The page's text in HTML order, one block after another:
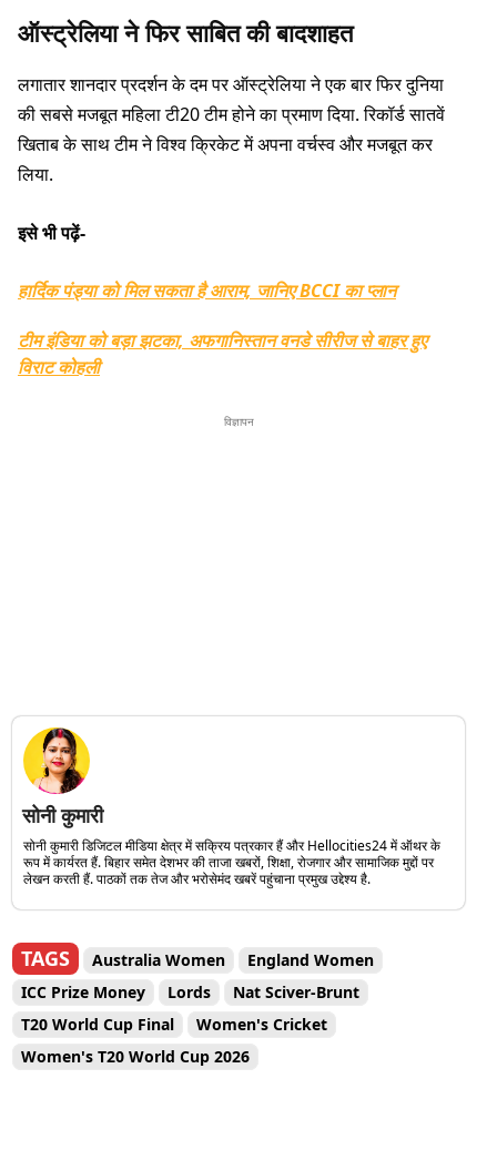
ऑस्ट्रेलिया ने फिर साबित की बादशाहत
लगातार शानदार प्रदर्शन के दम पर ऑस्ट्रेलिया ने एक बार फिर दुनिया
की सबसे मजबूत महिला टी20 टीम होने का प्रमाण दिया. रिकॉर्ड सातवें
खिताब के साथ टीम ने विश्व क्रिकेट में अपना वर्चस्व और मजबूत कर
लिया.
इसे भी पढ़ें-
हार्दिक पंड्या को मिल सकता है आराम, जानिए BCCI का प्लान
टीम इंडिया को बड़ा झटका, अफगानिस्तान वनडे सीरीज से बाहर हुए
विराट कोहली
विज्ञापन
सोनी कुमारी
सोनी कुमारी डिजिटल मीडिया क्षेत्र में सक्रिय पत्रकार हैं और Hellocities24 में ऑथर के
रूप में कार्यरत हैं. बिहार समेत देशभर की ताजा खबरों, शिक्षा, रोजगार और सामाजिक मुद्दों पर
लेखन करती हैं. पाठकों तक तेज और भरोसेमंद खबरें पहुंचाना प्रमुख उद्देश्य है.
TAGS Australia Women
England Women
ICC Prize Money
Lords
Nat Sciver-Brunt
T20 World Cup Final
Women's Cricket
Women's T20 World Cup 2026